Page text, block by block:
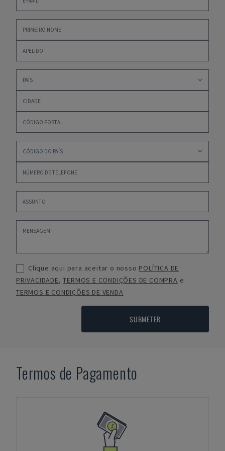
Clique aqui para aceitar o nosso POLÍTICA DE
PRIVACIDADE,TERMOS E CONDIÇÕES DE COMPRA e
TERMOS E CONDIÇÕES DE VENDA
SUBMETER
Termos de Pagamento